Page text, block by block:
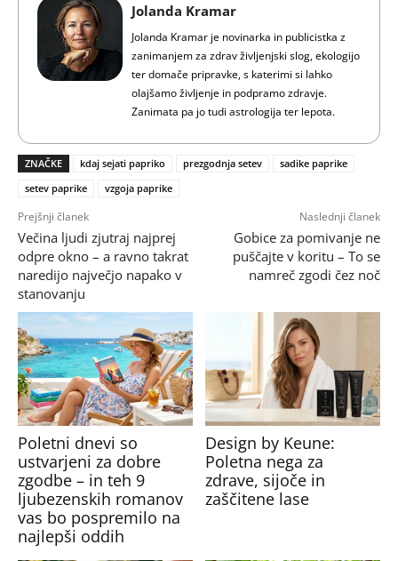
Jolanda Kramar
Jolanda Kramar je novinarka in publicistka z
zanimanjem za zdrav življenjski slog, ekologijo
ter domače pripravke, s katerimi si lahko
olajšamo življenje in podpramo zdravje.
Zanimata pa jo tudi astrologija ter lepota.
ZNAČKE kdaj sejati papriko prezgodnja setev
sadike paprike
setev paprike
vzgoja paprike
Prejšnji članek
Večina ljudi zjutraj najprej
odpre okno – a ravno takrat
naredijo največjo napako v
stanovanju
Naslednji članek
Gobice za pomivanje ne
puščajte v koritu – To se
namreč zgodi čez noč
Poletni dnevi so
ustvarjeni za dobre
zgodbe – in teh 9
ljubezenskih romanov
vas bo pospremilo na
najlepši oddih
Design by Keune:
Poletna nega za
zdrave, sijoče in
zaščitene lase